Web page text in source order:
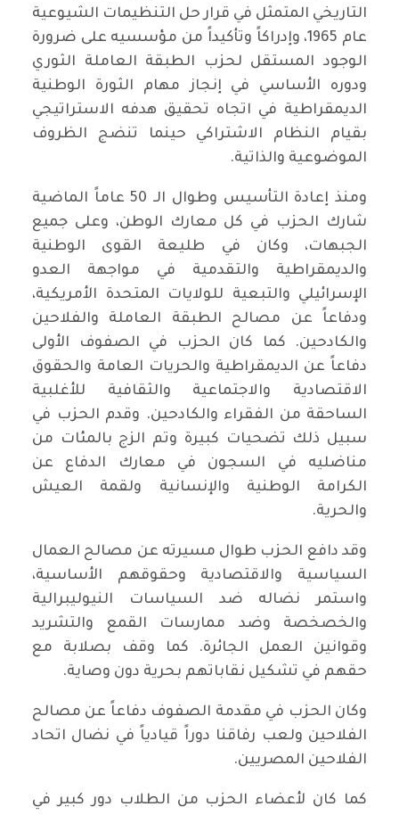
التاريخي المتمثل في قرار حل التنظيمات الشيوعية
عام 1965، وإدراكاً وتأكيداً من مؤسسيه على ضرورة
الوجود المستقل لحزب الطبقة العاملة الثوري
ودوره الأساسي في إنجاز مهام الثورة الوطنية
الديمقراطية في اتجاه تحقيق هدفه الاستراتيجي
بقيام النظام الاشتراكي حينما تنضج الظروف
الموضوعية والذاتية.
ومنذ إعادة التأسيس وطوال الـ 50 عاماً الماضية
شارك الحزب في كل معارك الوطن، وعلى جميع
الجبهات، وكان في طليعة القوى الوطنية
والديمقراطية والتقدمية في مواجهة العدو
الإسرائيلي والتبعية للولايات المتحدة الأمريكية،
ودفاعاً عن مصالح الطبقة العاملة والفلاحين
والكادحين. كما كان الحزب في الصفوف الأولى
دفاعاً عن الديمقراطية والحريات العامة والحقوق
الاقتصادية والاجتماعية والثقافية للأغلبية
الساحقة من الفقراء والكادحين. وقدم الحزب في
سبيل ذلك تضحيات كبيرة وتم الزج بالمئات من
مناضليه في السجون في معارك الدفاع عن
الكرامة الوطنية والإنسانية ولقمة العيش
والحرية.
وقد دافع الحزب طوال مسيرته عن مصالح العمال
السياسية والاقتصادية وحقوقهم الأساسية،
واستمر نضاله ضد السياسات النيوليبرالية
والخصخصة وضد ممارسات القمع والتشريد
وقوانين العمل الجائرة. كما وقف بصلابة مع
حقهم في تشكيل نقاباتهم بحرية دون وصاية.
وكان الحزب في مقدمة الصفوف دفاعاً عن مصالح
الفلاحين ولعب رفاقنا دوراً قيادياً في نضال اتحاد
الفلاحين المصريين.
كما كان لأعضاء الحزب من الطلاب دور كبير في